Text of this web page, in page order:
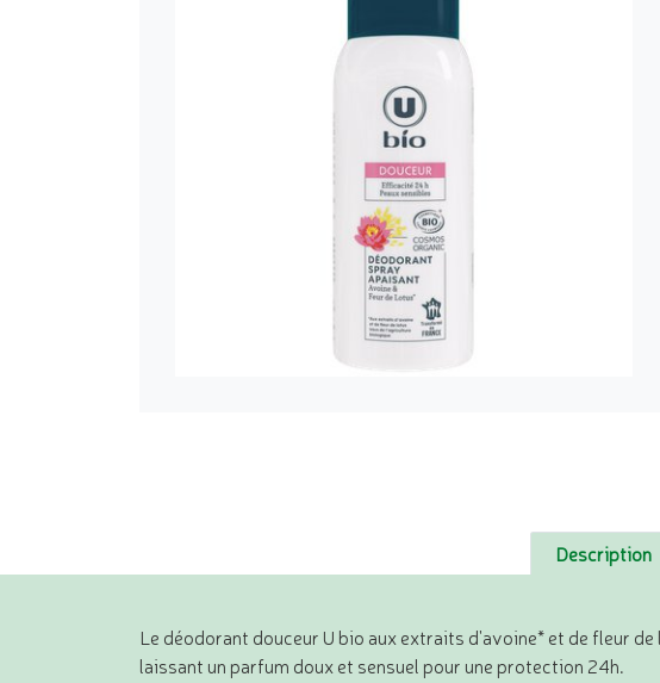
Description
Le déodorant douceur U bio aux extraits d'avoine* et de fleur
laissant un parfum doux et sensuel pour une protection 24h.